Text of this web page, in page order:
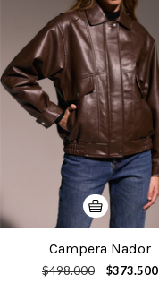
Campera Nador
$498.000 $373.500